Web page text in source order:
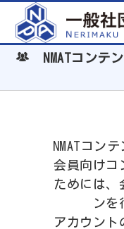
NMATコンテ
NMATコン
会員向けコ
ためには、
ンを
アカウント